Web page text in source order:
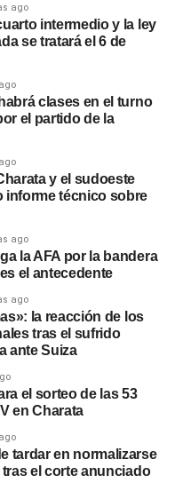
el escurrimiento y
frente a lluvias
recientes se encuentra
donde
la Administración
del Gobierno.
de
con municipios,
para intervenir
el control de lagunas y
sectores que pueden
deben
diarios y semanales,
actualizaciones del
primavera y el verano.
ago
intermedio y la ley
se tratará el 6 de
clases en el turno
el partido de la
y el sudoeste
informe técnico sobre
ago
la AFA por la bandera
el antecedente
ago
la reacción de los
tras el sufrido
ante Suiza
el sorteo de las 53
en Charata
tardar en normalizarse
el corte anunciado